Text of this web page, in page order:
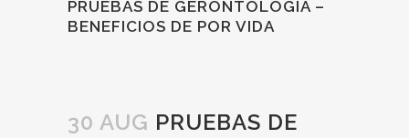
PRUEBAS DE GERONTOLOGÍA –
BENEFICIOS DE POR VIDA
30 AUG PRUEBAS DE